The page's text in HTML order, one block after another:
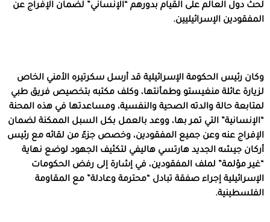
لحث دول العالم على القيام بدورهم “الإنساني” لضمان الإفراج عن
المفقودين الإسرائيليين.
وكان رئيس الحكومة الإسرائيلية قد أرسل سكرتيره الأمني الخاص
لزيارة عائلة منغيستو وطمأنتها، وكلف مكتبه بتخصيص فريق طبي
لمتابعة حالة والدته الصحية والنفسية، ومساعدتها في هذه المحنة
“الإنسانية” التي تمر بها، ووعد بالعمل بكل السبل الممكنة لضمان
الإفراج عنه وعن جميع المفقودين، وخصص جزءً من لقائه مع رئيس
أركان جيشه الجديد هارتسي هاليفي لتكثيف الجهود لوضع نهاية
“غير مؤلمة” لملف المفقودين، في إشارة إلى رفض الحكومات
الإسرائيلية إجراء صفقة تبادل “محترمة وعادلة” مع المقاومة
الفلسطينية.